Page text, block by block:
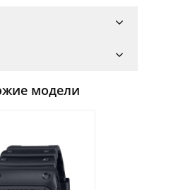
модели